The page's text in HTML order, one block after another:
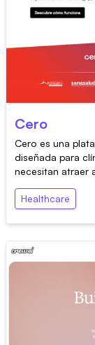
Cero
Cero es una
diseñada para
necesitan atraer
Healthcare